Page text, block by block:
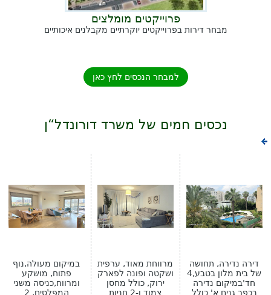
פרוייקטים מומלצים
מבחר דירות בפרוייקטים יוקרתיים מקבלנים איכותיים
למבחר הנכסים לחץ כאן
נכסים חמים של משרד דורונדל“ן
במיקום מעולה,נוף
פתוח, מושקע
ומרווח,כניסה משני
המפלסים, 2
מרווחת מאוד, ערפית
ושקטה ופונה לפארק
ירוק, כולל מחסן
צמוד ו-2 חניות
דירה נדירה, תחושה
של בית מלון בטבע,4
חד'במיקום נדירה
בכפר גנים א' כולל